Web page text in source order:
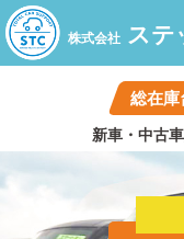
総在庫
新車・中古
株式会社 ステ